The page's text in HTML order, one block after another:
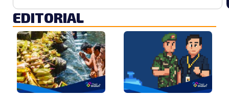
EDITORIAL